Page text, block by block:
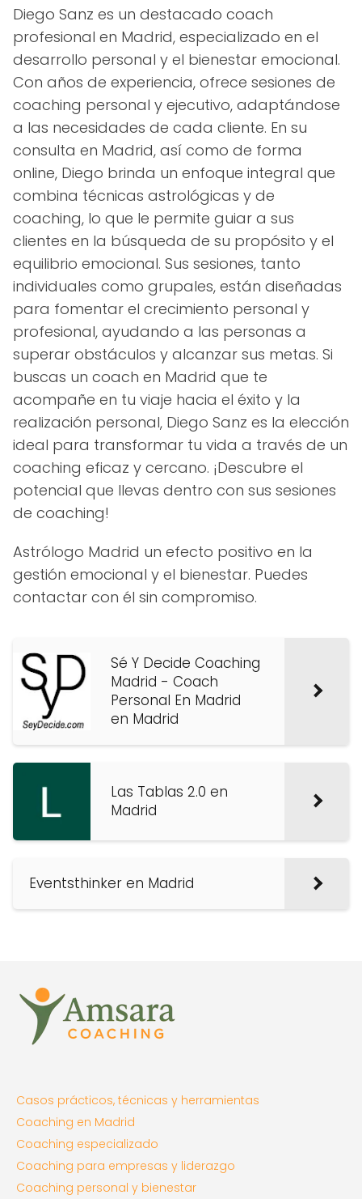
Diego Sanz es un destacado coach
profesional en Madrid, especializado en el
desarrollo personal y el bienestar emocional.
Con años de experiencia, ofrece sesiones de
coaching personal y ejecutivo, adaptándose
a las necesidades de cada cliente. En su
consulta en Madrid, así como de forma
online, Diego brinda un enfoque integral que
combina técnicas astrológicas y de
coaching, lo que le permite guiar a sus
clientes en la búsqueda de su propósito y el
equilibrio emocional. Sus sesiones, tanto
individuales como grupales, están diseñadas
para fomentar el crecimiento personal y
profesional, ayudando a las personas a
superar obstáculos y alcanzar sus metas. Si
buscas un coach en Madrid que te
acompañe en tu viaje hacia el éxito y la
realización personal, Diego Sanz es la elección
ideal para transformar tu vida a través de un
coaching eficaz y cercano. ¡Descubre el
potencial que llevas dentro con sus sesiones
de coaching!
Astrólogo Madrid un efecto positivo en la
gestión emocional y el bienestar. Puedes
contactar con él sin compromiso.
Sé Y Decide Coaching
Madrid - Coach
Personal En Madrid
en Madrid
Las Tablas 2.0 en
Madrid
Eventsthinker en Madrid
Casos prácticos, técnicas y herramientas
Coaching en Madrid
Coaching especializado
Coaching para empresas y liderazgo
Coaching personal y bienestar